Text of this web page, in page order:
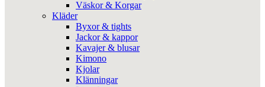
Väskor & Korgar
Kläder
Byxor & tights
Jackor & kappor
Kavajer & blusar
Kimono
Kjolar
Klänningar